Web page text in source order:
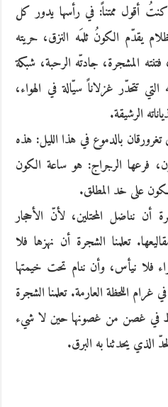
أقول ممتناً: في رأسها يدور كل
يقدّم الكونُ ثلمَه النزق، حريته
فتنته المشجرة، جادتّه الرحبة، شبكة
تتحدّر غزلاناً سيّالة في الهواء،
الرشيقة.
بالدموع في هذا الليل: هذه
فرعها الرجراج: هو ساعة الكون
على خد المطلق.
نناضل المحتلين، لأنّ الأحجار
تعلمنا الشجرة أن نهزها فلا
فلا نيأس، وأن ننام تحت خيمتها
غرام اللحظة العارمة. تعلمنا الشجرة
في غصن من غصونها حين لا شيء
الذي يحدثنا به البرق.